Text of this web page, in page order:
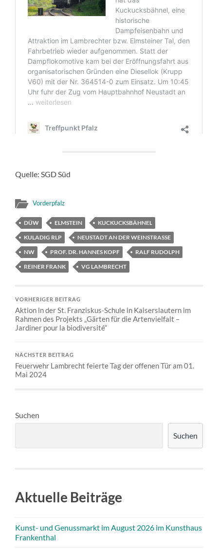
Quelle: SGD Süd
Vorderpfalz
DÜW ELMSTEIN
KUCKUCKSBÄHNEL
KULADIG RLP
NEUSTADT AN DER WEINSTRASSE
NW
PROF. DR. HANNES KOPF
RALF RUDOLPH
REINER FRANK
VG LAMBRECHT
VORHERIGER BEITRAG
Aktion in der St. Franziskus-Schule in Kaiserslautern im
Rahmen des Projekts „Gärten für die Artenvielfalt –
Jardiner pour la biodiversité“
NÄCHSTER BEITRAG
Feuerwehr Lambrecht feierte Tag der offenen Tür am 01.
Mai 2024
Suchen
Suchen
Aktuelle Beiträge
Kunst- und Genussmarkt im August 2026 im Kunsthaus
Frankenthal